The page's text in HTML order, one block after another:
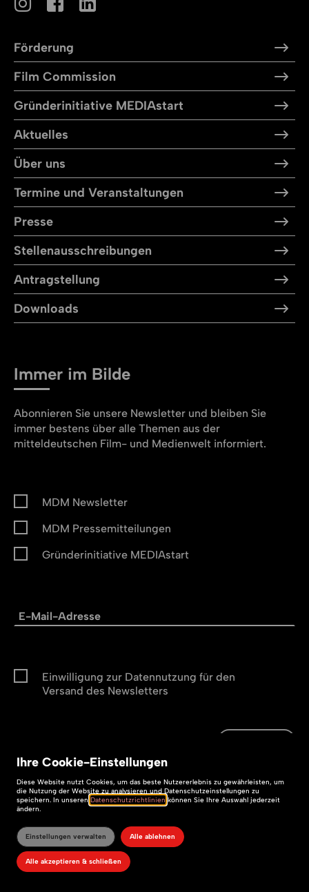
Förderung
Film Commission
Gründerinitiative MEDIAstart
Aktuelles
Über uns
Termine und Veranstaltungen
Presse
Stellen­aus­schreibungen
Antragstellung
Downloads
Immer im Bilde
Abonnieren Sie unsere Newsletter und bleiben Sie
immer bestens über alle Themen aus der
mitteldeutschen Film- und Medienwelt informiert.
MDM Newsletter
MDM Pressemitteilungen
Gründerinitiative MEDIAstart
Einwilligung zur Datennutzung für den
Versand des Newsletters
Impressum
Datenschutz
Barrierefreiheit
Ihre Cookie-Einstellungen
Diese Website nutzt Cookies, um das beste Nutzererlebnis zu gewährleisten, um
die Nutzung der Website zu analysieren und Datenschutzeinstellungen zu
speichern. In unseren Datenschutzrichtlinien können Sie Ihre Auswahl jederzeit
ändern.
Einstellungen verwalten Alle ablehnen
Alle akzeptieren & schließen